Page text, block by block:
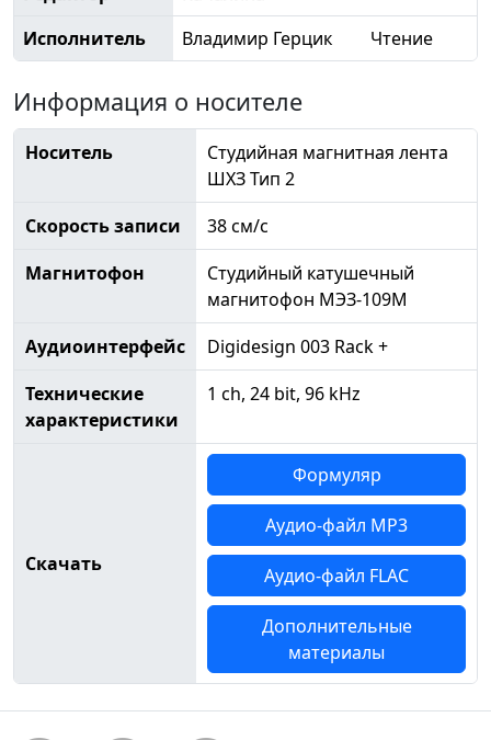
Исполнитель
Владимир Герцик Чтение
Информация о носителе
Носитель
Студийная магнитная лента
ШХЗ Тип 2
Скорость записи
38 см/с
Магнитофон
Студийный катушечный
магнитофон МЭЗ-109М
Аудиоинтерфейс
Digidesign 003 Rack +
Технические
характеристики
1 ch, 24 bit, 96 kHz
Скачать
Формуляр
Аудио-файл MP3
Аудио-файл FLAC
Дополнительные
материалы